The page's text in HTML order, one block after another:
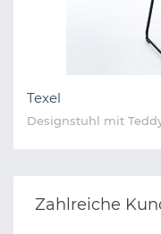
Texel
Designstuhl mit
Zahlreiche